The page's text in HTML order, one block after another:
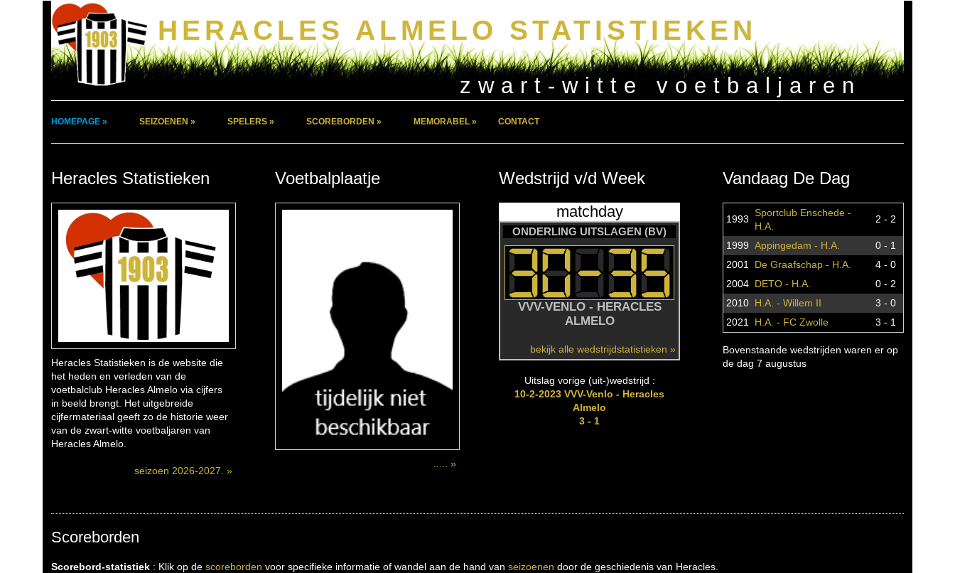
HERACLES ALMELO STATISTIEKEN
zwart-witte voetbaljaren
HOMEPAGE » SEIZOENEN » SPELERS » SCOREBORDEN » MEMORABEL » CONTACT
Heracles Statistieken
Heracles Statistieken is de website die
het heden en verleden van de
voetbalclub Heracles Almelo via cijfers
in beeld brengt. Het uitgebreide
cijfermateriaal geeft zo de historie weer
van de zwart-witte voetbaljaren van
Heracles Almelo.
seizoen 2026-2027. »
Voetbalplaatje
..... »
Wedstrijd v/d Week
matchday
ONDERLING UITSLAGEN (BV)
VVV-VENLO - HERACLES
ALMELO
bekijk alle wedstrijdstatistieken »
Uitslag vorige (uit-)wedstrijd :
10-2-2023 VVV-Venlo - Heracles
Almelo
3 - 1
Vandaag De Dag
1993
Sportclub Enschede -
H.A.
2 - 2
1999 Appingedam - H.A.
0 - 1
2001
De Graafschap - H.A.
4 - 0
2004 DETO - H.A.
0 - 2
2010 H.A. - Willem II
3 - 0
2021
H.A. - FC Zwolle 3 - 1
Bovenstaande wedstrijden waren er op
de dag 7 augustus
Scoreborden
Scorebord-statistiek : Klik op de scoreborden voor specifieke informatie of wandel aan de hand van seizoenen door de geschiedenis van Heracles.